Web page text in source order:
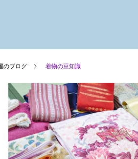
のブログ 着物の豆知識